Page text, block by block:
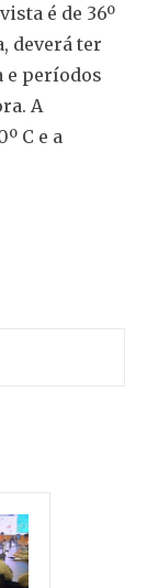
é de 36º
deverá ter
e períodos
A
C e a